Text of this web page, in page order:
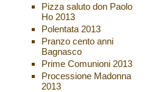
Pizza saluto don Paolo
Ho 2013
Polentata 2013
Pranzo cento anni
Bagnasco
Prime Comunioni 2013
Processione Madonna
2013